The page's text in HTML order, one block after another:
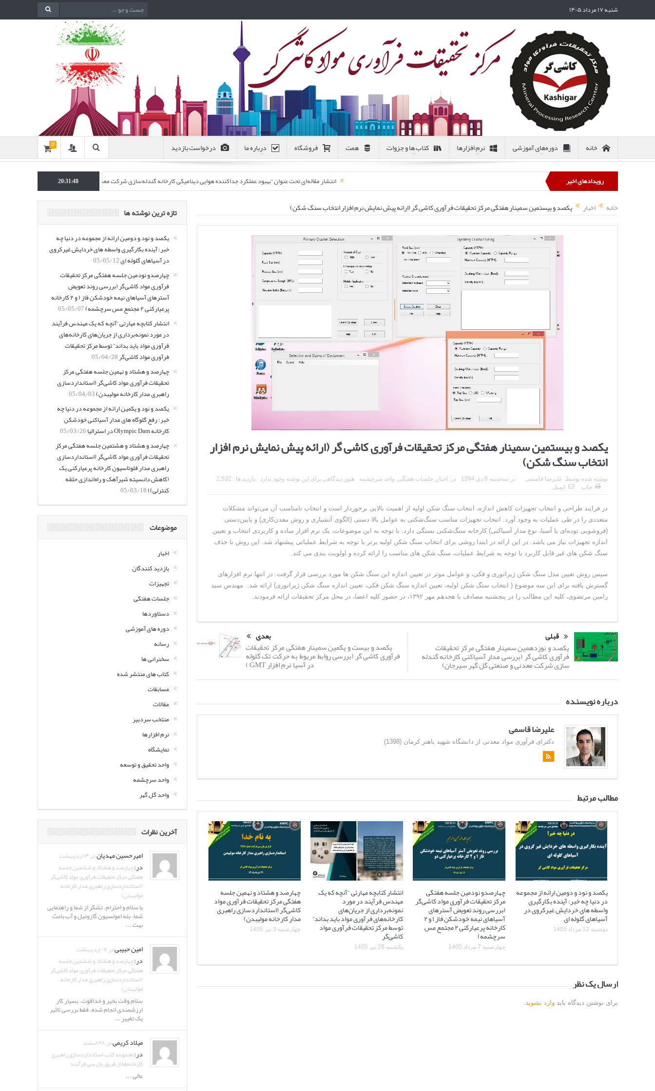
شنبه ۱۷ مرداد ۱۴۰۵
خانه دوره‌های آموزشی نرم افزارها کتاب ها و جزوات همت فروشگاه درباره ما درخواست بازدید 0
رویدادهای اخیر انتشار مقاله‌ای تحت عنوان “بهبود عملکرد جداکننده هوایی دینامیکی کارخانه گندله‌سازی شرکت معدنی و صنعتی گل‌گهر” در نشریه
20:31:49
خانه اخبار یکصد و بیستمین سمینار هفتگی مرکز تحقیقات فرآوری کاشی گر (ارائه پیش نمایش نرم افزار انتخاب سنگ شکن)
یکصد و بیستمین سمینار هفتگی مرکز تحقیقات فرآوری کاشی گر (ارائه پیش نمایش نرم افزار
انتخاب سنگ شکن)
نوشته شده توسط: علیرضا قاسمی در سه‌شنبه 8 دی 1394 در: اخبار ,جلسات هفتگی, واحد سرچشمه هنوز دیدگاهی برای این نوشته وجود ندارد
بازدید ها : 2,532
چاپ
ایمیل
در فرایند طراحی و انتخاب تجهیزات کاهش اندازه، انتخاب سنگ شکن اولیه از اهمیت بالایی برخوردار است و انتخاب نامناسب آن می‌تواند مشکلات
متعددی را در طی عملیات به وجود آورد. انتخاب تجهیزات مناسب سنگ‌شکنی به عوامل بالا دستی (الگوی آتشباری و روش معدن‌کاری) و پایین‌دستی
(فروشویی توده‌ای یا آسیا، نوع مدار آسیاکنی) کارخانه سنگ‌شکنی بستگی دارد. با توجه به این موضوعات، یک نرم افزار ساده و کاربردی انتخاب و تعیین
اندازه تجهیزات نیاز می باشد. در این ارائه در ابتدا روشی برای انتخاب سنگ شکن اولیه برتر با توجه به شرایط عملیاتی پیشنهاد شد. این روش با حذف
سنگ شکن های غیر قابل کاربرد با توجه به شرایط عملیات، سنگ شکن های مناسب را ارائه کرده و اولویت بندی می کند.
سپس روش تعیین مدل سنگ شکن ژیراتوری و فکی، و عوامل موثر در تعیین اندازه این سنگ شکن ها مورد بررسی قرار گرفت. در انتها نرم افزارهای
گسترش یافته برای این سه موضوع ( انتخاب سنگ شکن اولیه، تعیین اندازه سنگ شکن فکی، تعیین اندازه سنگ شکن ژیراتوری) ارائه شد. مهندس سید
رامین مرتضوی، کلیه این مطالب را در پنجشنبه مصادف با هجدهم مهر ۱۳۹۲، در حضور کلیه اعضا، در محل مرکز تحقیقات ارائه فرمودند.
قبلی
یکصد و نوزدهمین سمینار هفتگی مرکز تحقیقات
فرآوری کاشی گر (بررسی مدار آسیاکنی کارخانه گندله
سازی شرکت معدنی و صنعتی گل گهر سیرجان)
بعدی
یکصد و بیست و یکمین سمینار هفتگی مرکز تحقیقات
فرآوری کاشی گر (بررسی روابط مربوط به حرکت تک گلوله
در آسیا نرم افزار GMT )
درباره نویسنده
علیرضا قاسمی
دکترای فرآوری مواد معدنی از دانشگاه شهید باهنر کرمان (1398)
مطالب مرتبط
یکصد و نود و دومین ارائه از مجموعه
در دنیا چه خبر: آینده بکارگیری
واسطه های خردایش غیرکروی در
آسیاهای گلوله ای
دوشنبه 12 مرداد 1405
چهارصدو نودمین جلسه هفتگی
مرکز تحقیقات فرآوری مواد کاشی‌گر
(بررسی روند تعویض آسترهای
آسیاهای نیمه خودشکن فاز ۱ و ۲
کارخانه پرعیارکنی ۲ مجتمع مس
سرچشمه)
چهارشنبه 7 مرداد 1405
انتشار کتابچه مهارتی “آنچه که یک
مهندس فرآیند در مورد
نمونه‌برداری از جریان‌های
کارخانه‌های فرآوری مواد باید بداند”
توسط مرکز تحقیقات فرآوری مواد
کاشی‌گر
یکشنبه 28 تیر 1405
چهارصد و هشتاد و نهمین جلسه
هفتگی مرکز تحقیقات فرآوری مواد
کاشی‌گر (استانداردسازی راهبری
مدار کارخانه مولیبدن)
چهارشنبه 3 تیر 1405
ارسال یک نظر
برای نوشتن دیدگاه بایدوارد بشوید
تازه ترین نوشته ها
یکصد و نود و دومین ارائه از مجموعه در دنیا چه
خبر: آینده بکارگیری واسطه های خردایش غیرکروی
در آسیاهای گلوله ای05/05/12
چهارصدو نودمین جلسه هفتگی مرکز تحقیقات
فرآوری مواد کاشی‌گر (بررسی روند تعویض
آسترهای آسیاهای نیمه خودشکن فاز ۱ و ۲ کارخانه
پرعیارکنی ۲ مجتمع مس سرچشمه)
05/05/07
انتشار کتابچه مهارتی “آنچه که یک مهندس فرآیند
در مورد نمونه‌برداری از جریان‌های کارخانه‌های
فرآوری مواد باید بداند” توسط مرکز تحقیقات
فرآوری مواد کاشی‌گر05/04/28
چهارصد و هشتاد و نهمین جلسه هفتگی مرکز
تحقیقات فرآوری مواد کاشی‌گر (استانداردسازی
راهبری مدار کارخانه مولیبدن)05/04/03
یکصد و نود و یکمین ارائه از مجموعه در دنیا چه
خبر: رفع گلوگاه های مدار آسیاکنی خودشکن
کارخانه Olympic Dam در استرالیا
05/03/26
چهارصد و هشتاد و هشتمین جلسه هفتگی مرکز
تحقیقات فرآوری مواد کاشی‌گر (استانداردسازی
راهبری مدار فلوتاسیون کارخانه پرعیارکنی یک
(کاهش دانسیته شیرآهک و راه‌اندازی حلقه
کنترلی))05/03/18
موضوعات
اخبار
بازدید کنندگان
تجهیزات
جلسات هفتگی
دستاوردها
دوره های آموزشی
رسانه
سخنرانی ها
کتاب های منتشر شده
مسابقات
مقالات
منتخب سردبیر
نرم افزارها
نمایشگاه
واحد تحقیق و توسعه
واحد سرچشمه
واحد گل گهر
آخرین نظرات
امیرحسین مهدیاندر ۱۴ اردیبهشت
در:چهارصد و هشتاد و ششمین جلسه
هفتگی مرکز تحقیقات فرآوری مواد کاشی‌گر
(استانداردسازی راهبری مدار کارخانه
مولیبدن)
با سلام و احترام. تشکر از شما و راهنمایی
شما. بله امولسیون گازوئیل و آب باعث
بهت ...
امین حبیبیدر ۰۷ اردیبهشت
در:چهارصد و هشتاد و ششمین جلسه
هفتگی مرکز تحقیقات فرآوری مواد کاشی‌گر
(استانداردسازی راهبری مدار کارخانه
مولیبدن)
سلام وقت بخیر و خداقوّت. بسیار کار
ارزشمندی انجام شده. فقط بررسی تاثیر
یک تغییر ...
میلاد کریمیدر ۲۸ اسفند
در:مجموعه کتب استانداردسازی راهبری
کارخانه‌ها از طریق بازرسی فرآیند
عالی ...